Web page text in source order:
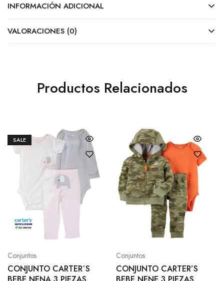
INFORMACIÓN ADICIONAL
VALORACIONES (0)
Productos Relacionados
SALE
Conjuntos
CONJUNTO CARTER´S
Conjuntos
CONJUNTO CARTER’S